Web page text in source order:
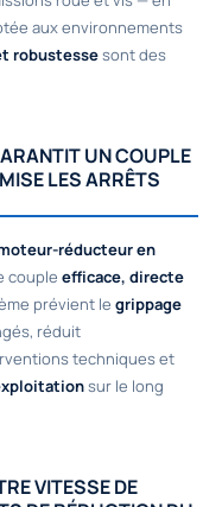
aux environnements
robustessesont des
UN COUPLE
LES ARRÊTS
réducteur en
couple efficace, directe
prévient le grippage
réduit
techniques et
sur le long
VITESSE DE